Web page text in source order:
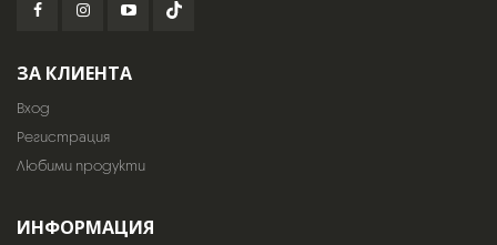
ЗА КЛИЕНТА
Вход
Регистрация
Любими продукти
ИНФОРМАЦИЯ